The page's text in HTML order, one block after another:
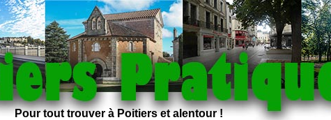
Pour tout trouver à Poitiers et alentour !